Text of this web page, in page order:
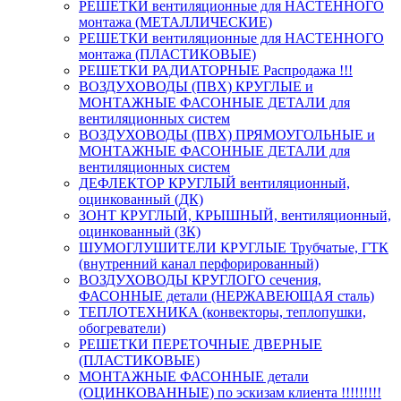
РЕШЕТКИ вентиляционные для НАСТЕННОГО
монтажа (МЕТАЛЛИЧЕСКИЕ)
РЕШЕТКИ вентиляционные для НАСТЕННОГО
монтажа (ПЛАСТИКОВЫЕ)
РЕШЕТКИ РАДИАТОРНЫЕ Распродажа !!!
ВОЗДУХОВОДЫ (ПВХ) КРУГЛЫЕ и
МОНТАЖНЫЕ ФАСОННЫЕ ДЕТАЛИ для
вентиляционных систем
ВОЗДУХОВОДЫ (ПВХ) ПРЯМОУГОЛЬНЫЕ и
МОНТАЖНЫЕ ФАСОННЫЕ ДЕТАЛИ для
вентиляционных систем
ДЕФЛЕКТОР КРУГЛЫЙ вентиляционный,
оцинкованный (ДК)
ЗОНТ КРУГЛЫЙ, КРЫШНЫЙ, вентиляционный,
оцинкованный (ЗК)
ШУМОГЛУШИТЕЛИ КРУГЛЫЕ Трубчатые, ГТК
(внутренний канал перфорированный)
ВОЗДУХОВОДЫ КРУГЛОГО сечения,
ФАСОННЫЕ детали (НЕРЖАВЕЮЩАЯ сталь)
ТЕПЛОТЕХНИКА (конвекторы, теплопушки,
обогреватели)
РЕШЕТКИ ПЕРЕТОЧНЫЕ ДВЕРНЫЕ
(ПЛАСТИКОВЫЕ)
МОНТАЖНЫЕ ФАСОННЫЕ детали
(ОЦИНКОВАННЫЕ) по эскизам клиента !!!!!!!!!